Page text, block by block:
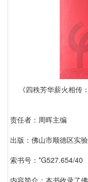
《四秩芳华薪火相
责任者：周晖主编
出版：佛山市顺德区实
索书号：*G527.654/40
内容简介：本书收录了